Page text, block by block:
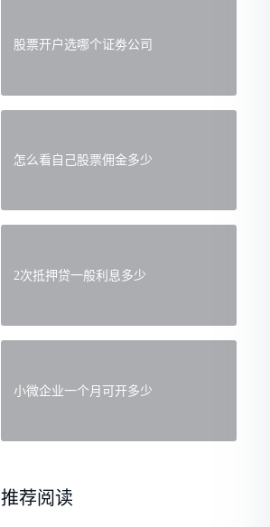
股票开户选哪个证劵公司
怎么看自己股票佣金多少
2次抵押贷一般利息多少
小微企业一个月可开多少
推荐阅读